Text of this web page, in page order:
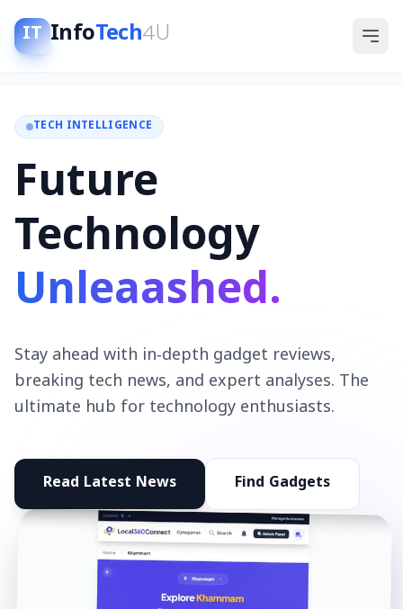
IT InfoTech4U
TECH INTELLIGENCE
Future
Technology
Unleaashed.
Stay ahead with in-depth gadget reviews,
breaking tech news, and expert analyses. The
ultimate hub for technology enthusiasts.
Read Latest News Find Gadgets